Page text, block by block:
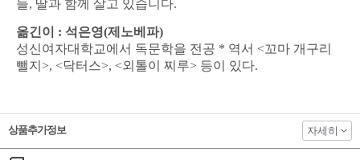
들, 딸과 함께 살고 있습니다.
옮긴이 : 석은영(제노베파)
성신여자대학교에서 독문학을 전공 * 역서 <꼬마 개구리
뺄지>, <닥터스>, <외톨이 찌루> 등이 있다.
상품추가정보 자세히